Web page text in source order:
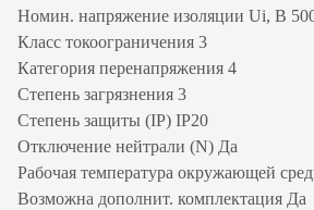
Номин. напряжение изоляции Ui, В
Класс токоограничения 3
Категория перенапряжения 4
Степень загрязнения 3
Степень защиты (IP) IP20
Отключение нейтрали (N) Да
Рабочая температура окружающей
Возможна дополнит. комплектация Да